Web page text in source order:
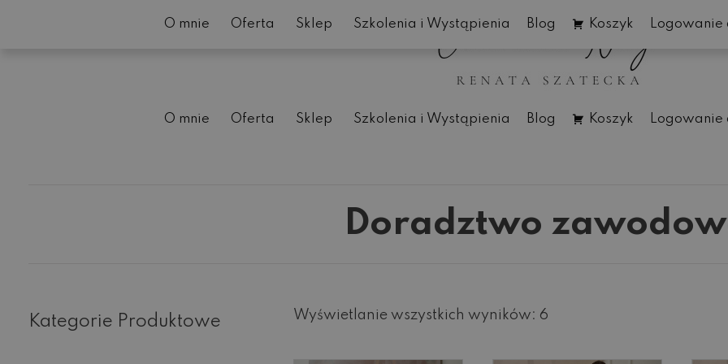
O mnie Oferta Sklep Szkolenia i Wystąpienia Blog Koszyk Logowanie
O mnie Oferta Sklep Szkolenia i Wystąpienia Blog Koszyk Logowanie
Doradztwo
Kategorie Produktowe Wyświetlanie wszystkich wyników: 6